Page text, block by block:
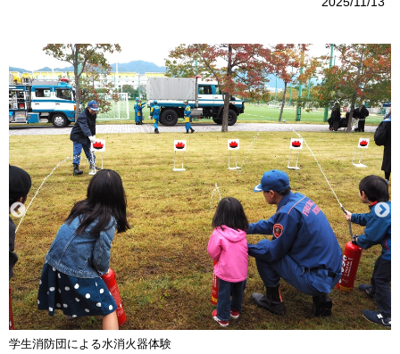
学生消防団による水消火器体験